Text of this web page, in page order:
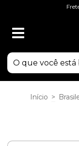
Início >